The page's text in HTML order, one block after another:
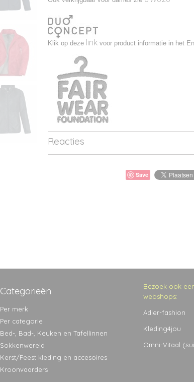
Klik op deze link voor product informatie in het
Reacties
Save
Categorieën
Per merk
Per categorie
Bed-, Bad-, Keuken en Tafellinnen
Sokkenwereld
Kerst/Feest kleding en accesoires
Kroonvaarders
Bezoek ook
webshops:
Adler-fashion
Kleding4jou
Omni-Vitaal